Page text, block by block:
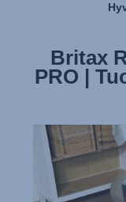
Britax
PRO |
Britax
PRO |